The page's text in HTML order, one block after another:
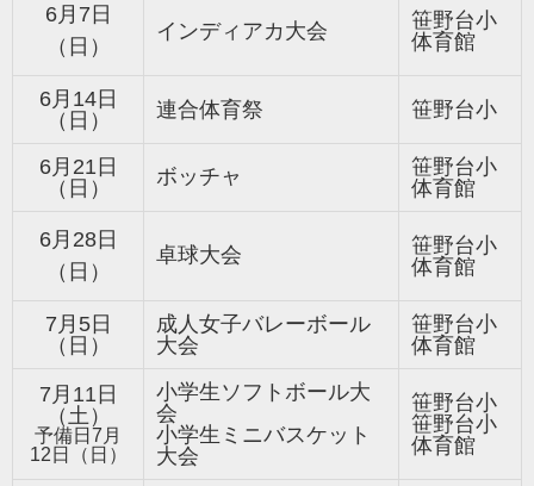
6月7日
（日）
インディアカ大会
笹野台小
体育館
6月14日
（日）
連合体育祭 笹野台小
6月21日
（日）
ボッチャ
笹野台小
体育館
6月28日
（日）
卓球大会
笹野台小
体育館
7月5日
（日）
成人女子バレーボール
大会
笹野台小
体育館
7月11日
（土）
予備日7月
12日（日）
小学生ソフトボール大
会
小学生ミニバスケット
大会
笹野台小
笹野台小
体育館